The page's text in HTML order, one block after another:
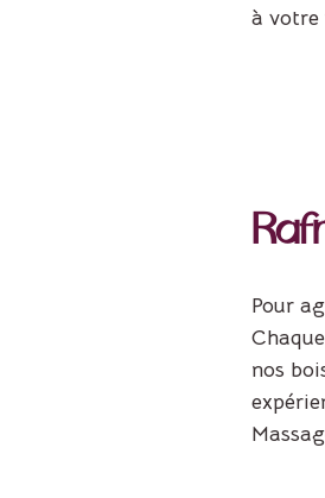
à votre
Pour
nos